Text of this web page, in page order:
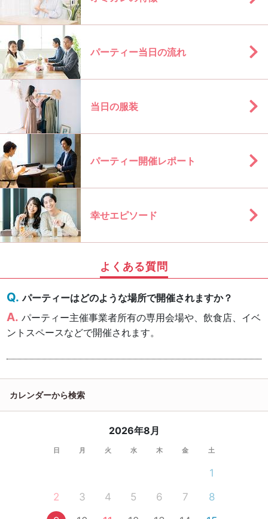
パーティー当日の流れ
当日の服装
パーティー開催レポート
幸せエピソード
よくある質問
パーティーはどのような場所で開催されますか？
パーティー主催事業者所有の専用会場や、飲食店、イベ
ントスペースなどで開催されます。
カレンダーから検索
2026年8月
日 月 火 水 木 金 土
1
2
3 4 5 6 7
8